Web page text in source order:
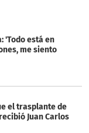
'Todo está en
me siento
el trasplante de
Juan Carlos